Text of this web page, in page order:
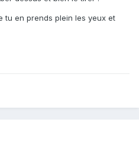
tu en prends plein les yeux et